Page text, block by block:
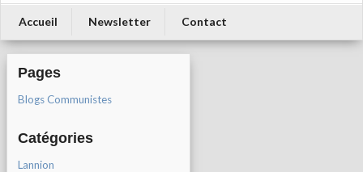
Accueil Newsletter Contact
Pages
Blogs Communistes
Catégories
Lannion